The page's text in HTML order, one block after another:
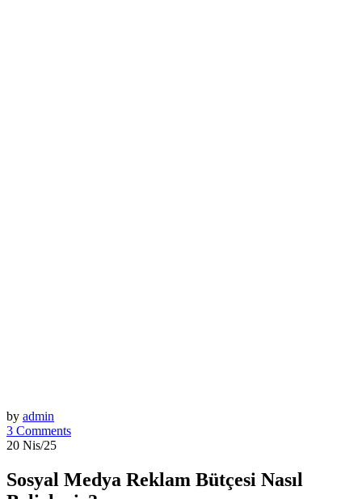
by admin
3 Comments
20 Nis/25
Sosyal Medya Reklam Bütçesi Nasıl